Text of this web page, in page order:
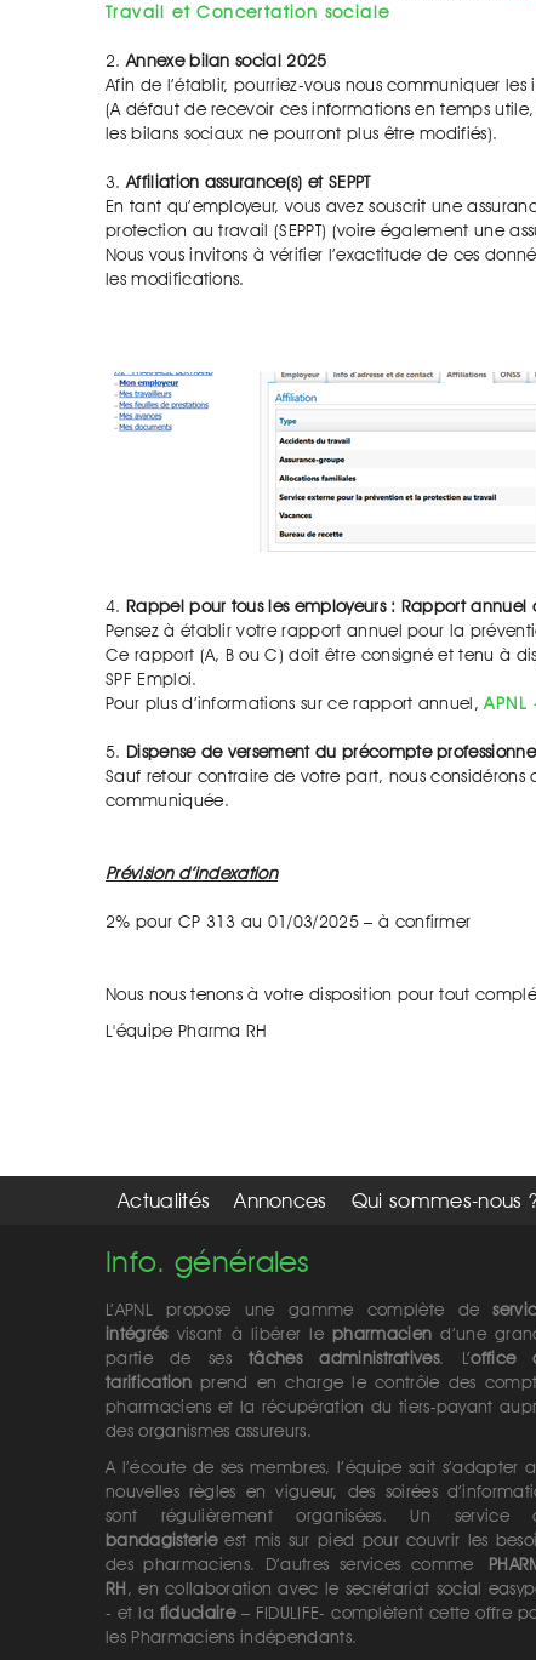
Travail et Concertation sociale
2. Annexe bilan social 2025
Afin de l’établir, pourriez-vous nous communiquer
(A défaut de recevoir ces informations en temps
les bilans sociaux ne pourront plus être modifiés).
3. Affiliation assurance(s) et SEPPT
En tant qu’employeur, vous avez souscrit une
protection au travail (SEPPT) (voire également une
Nous vous invitons à vérifier l’exactitude de ces
les modifications.
4. Rappel pour tous les employeurs : Rapport annuel
Pensez à établir votre rapport annuel pour la
Ce rapport (A, B ou C) doit être consigné et tenu à
SPF Emploi.
Pour plus d’informations sur ce rapport annuel,
5. Dispense de versement du précompte
Sauf retour contraire de votre part, nous
communiquée.
Prévision d’indexation
2% pour CP 313 au 01/03/2025 – à confirmer
Nous nous tenons à votre disposition pour tout
L'équipe Pharma RH
Actualités Annonces Qui sommes-nous
Info. générales
L’APNL propose une gamme complète de
intégrésvisant à libérer lepharmacien d’une
partie de sestâches administratives. L’office
tarificationprend en charge le contrôle des
pharmaciens et la récupération du tiers-payant
des organismes assureurs.
A l’écoute de ses membres, l’équipe sait s’adapter
nouvelles règles en vigueur, des soirées
sont régulièrement organisées. Un service
bandagisterieest mis sur pied pour couvrir les
des pharmaciens. D’autres services comme
RH, en collaboration avec le secrétariat social
- et la fiduciaire– FIDULIFE- complètent cette offre
les Pharmaciens indépendants.